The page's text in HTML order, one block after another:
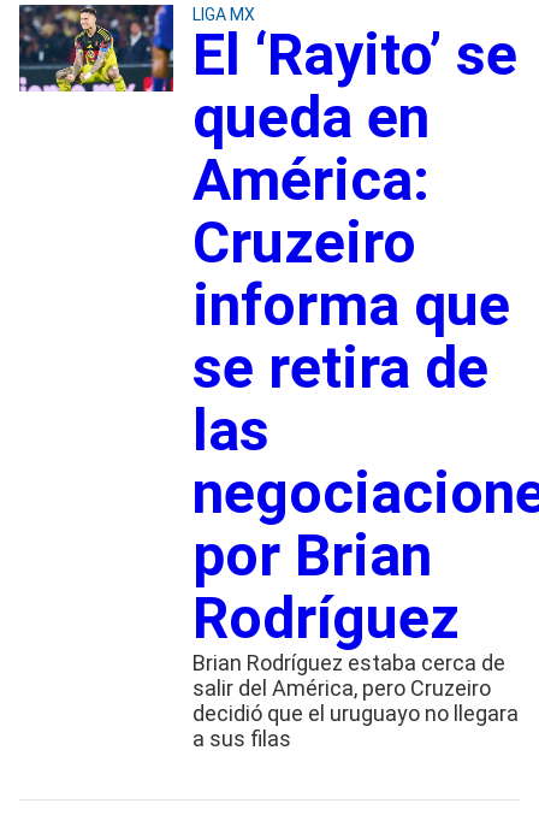
LIGA MX
El ‘Rayito’ se
queda en
América:
Cruzeiro
informa que
se retira de
las
por Brian
Rodríguez
Brian Rodríguez estaba cerca de
salir del América, pero Cruzeiro
decidió que el uruguayo no llegara
a sus filas